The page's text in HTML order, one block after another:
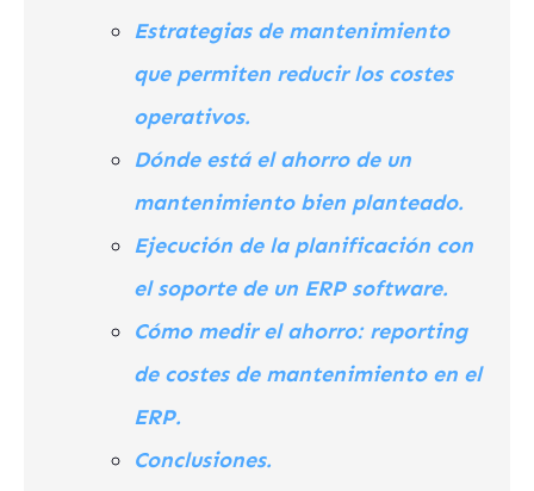
Estrategias de mantenimiento
que permiten reducir los costes
operativos.
Dónde está el ahorro de un
mantenimiento bien planteado.
Ejecución de la planificación con
el soporte de un ERP software.
Cómo medir el ahorro: reporting
de costes de mantenimiento en el
ERP.
Conclusiones.